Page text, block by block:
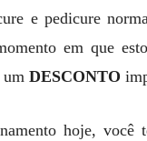
e pedicure
em que
um DESCONTO
hoje, você